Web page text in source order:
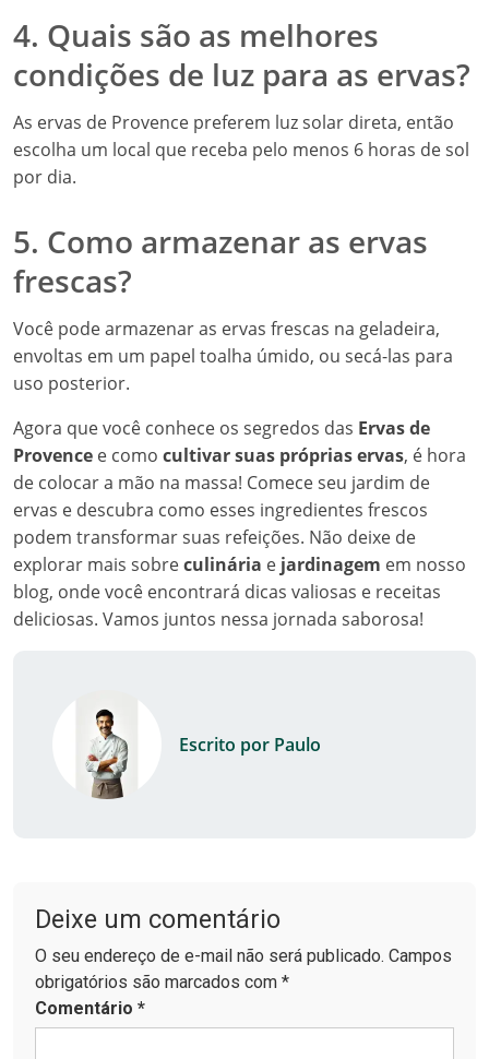
4. Quais são as melhores
condições de luz para as ervas?
As ervas de Provence preferem luz solar direta, então
escolha um local que receba pelo menos 6 horas de sol
por dia.
5. Como armazenar as ervas
frescas?
Você pode armazenar as ervas frescas na geladeira,
envoltas em um papel toalha úmido, ou secá-las para
uso posterior.
Agora que você conhece os segredos das Ervas de
Provence e como cultivar suas próprias ervas, é hora
de colocar a mão na massa! Comece seu jardim de
ervas e descubra como esses ingredientes frescos
podem transformar suas refeições. Não deixe de
explorar mais sobreculinária e jardinagem em nosso
blog, onde você encontrará dicas valiosas e receitas
deliciosas. Vamos juntos nessa jornada saborosa!
Escrito por Paulo
Deixe um comentário
O seu endereço de e-mail não será publicado. Campos
obrigatórios são marcados com *
Comentário *